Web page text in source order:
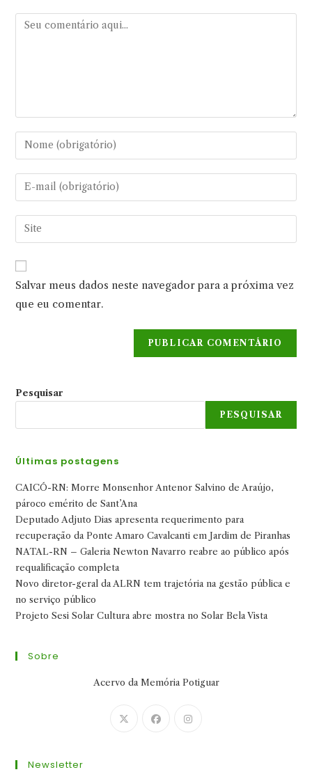
Comentário
Digite
seu
nome
ou
de
usuário
para
comentar
Digite
seu
endereço
de
mail
para
comentar
Digite
o
URL
do
seu
site
Salvar meus dados neste navegador para a próxima vez
que eu comentar.
Pesquisar
PESQUISAR
Últimas postagens
CAICÓ-RN: Morre Monsenhor Antenor Salvino de Araújo,
pároco emérito de Sant’Ana
Deputado Adjuto Dias apresenta requerimento para
recuperação da Ponte Amaro Cavalcanti em Jardim de Piranhas
NATAL-RN – Galeria Newton Navarro reabre ao público após
requalificação completa
Novo diretor-geral da ALRN tem trajetória na gestão pública e
no serviço público
Projeto Sesi Solar Cultura abre mostra no Solar Bela Vista
Sobre
Acervo da Memória Potiguar
Abre
Abre
Newsletter